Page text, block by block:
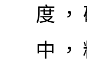
度
中